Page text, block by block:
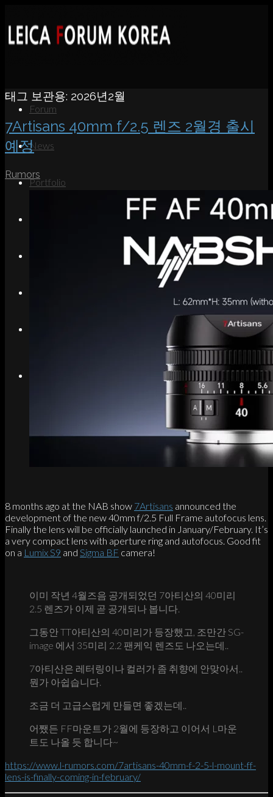
Forum
News
Portfolio
태그 보관용: 2026년2월
7Artisans 40mm f/2.5 렌즈 2월경 출시
예정
Rumors
8 months ago at the NAB show 7Artisans announced the
development of the new 40mm f/2.5 Full Frame autofocus lens.
Finally the lens will be officially launched in January/February. It’s
a very compact lens with aperture ring and autofocus. Good fit
on a Lumix S9 and Sigma BF camera!
이미 작년 4월즈음 공개되었던 7아티산의 40미리
2.5 렌즈가 이제 곧 공개되나 봅니다.
그동안 TT아티산의 40미리가 등장했고, 조만간 SG-
image 에서 35미리 2.2 팬케익 렌즈도 나오는데..
7아티산은 레터링이나 컬러가 좀 취향에 안맞아서..
뭔가 아쉽습니다.
조금 더 고급스럽게 만들면 좋겠는데..
어쨌든 FF마운트가 2월에 등장하고 이어서 L마운
트도 나올 듯 합니다~
https://www.l-rumors.com/7artisans-40mm-f-2-5-l-mount-ff-
lens-is-finally-coming-in-february/